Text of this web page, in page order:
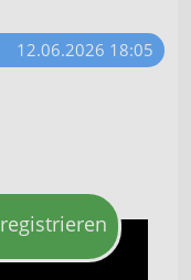
12.06.2026 18:05
registrieren